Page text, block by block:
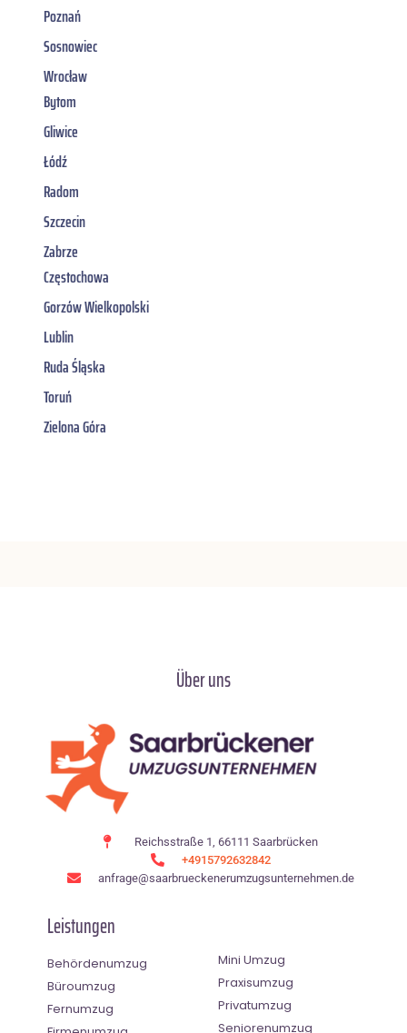
Poznań
Sosnowiec
Wrocław
Bytom
Gliwice
Łódź
Radom
Szczecin
Zabrze
Częstochowa
Gorzów Wielkopolski
Lublin
Ruda Śląska
Toruń
Zielona Góra
Über uns
Reichsstraße 1, 66111 Saarbrücken
+4915792632842
anfrage@saarbrueckenerumzugsunternehmen.de
Leistungen
Behördenumzug
Büroumzug
Fernumzug
Mini Umzug
Praxisumzug
Privatumzug
Seniorenumzug